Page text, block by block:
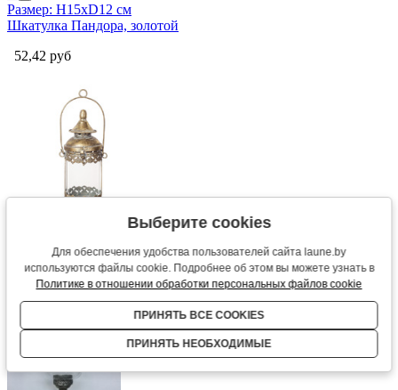
Размер: Н15хD12 см
Шкатулка Пандора, золотой
52,42 руб
Размер: Н29х14х12 см
Фонарь Орфей, золотой
66,52руб
Выберите cookies
Для обеспечения удобства пользователей сайта laune.by
используются файлы cookie. Подробнее об этом вы можете узнать в
Политике в отношении обработки персональных файлов cookie
ПРИНЯТЬ ВСЕ COOKIES
ПРИНЯТЬ НЕОБХОДИМЫЕ